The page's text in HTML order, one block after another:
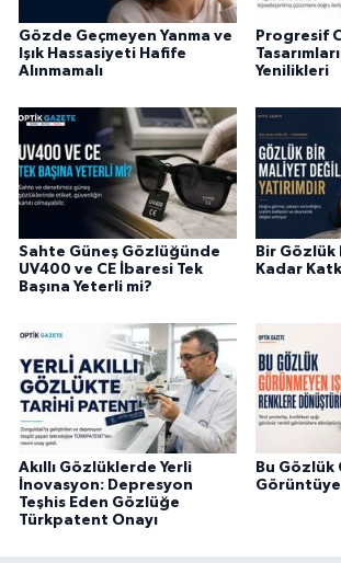
Gözde Geçmeyen Yanma ve
Işık Hassasiyeti Hafife
Alınmamalı
Progresif
Yenilikleri
Sahte Güneş Gözlüğünde
UV400 ve CE İbaresi Tek
Başına Yeterli mi?
Bir Gözlük
Kadar
Akıllı Gözlüklerde Yerli
İnovasyon: Depresyon
Teşhis Eden Gözlüğe
Türkpatent Onayı
Bu Gözlük